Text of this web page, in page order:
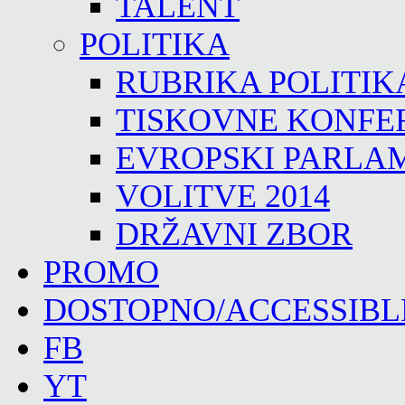
POLITIKA
RUBRIKA
TISKOVNE
EVROPSKI
VOLITVE 2014
DRŽAVNI ZBOR
PROMO
DOSTOPNO/
FB
YT